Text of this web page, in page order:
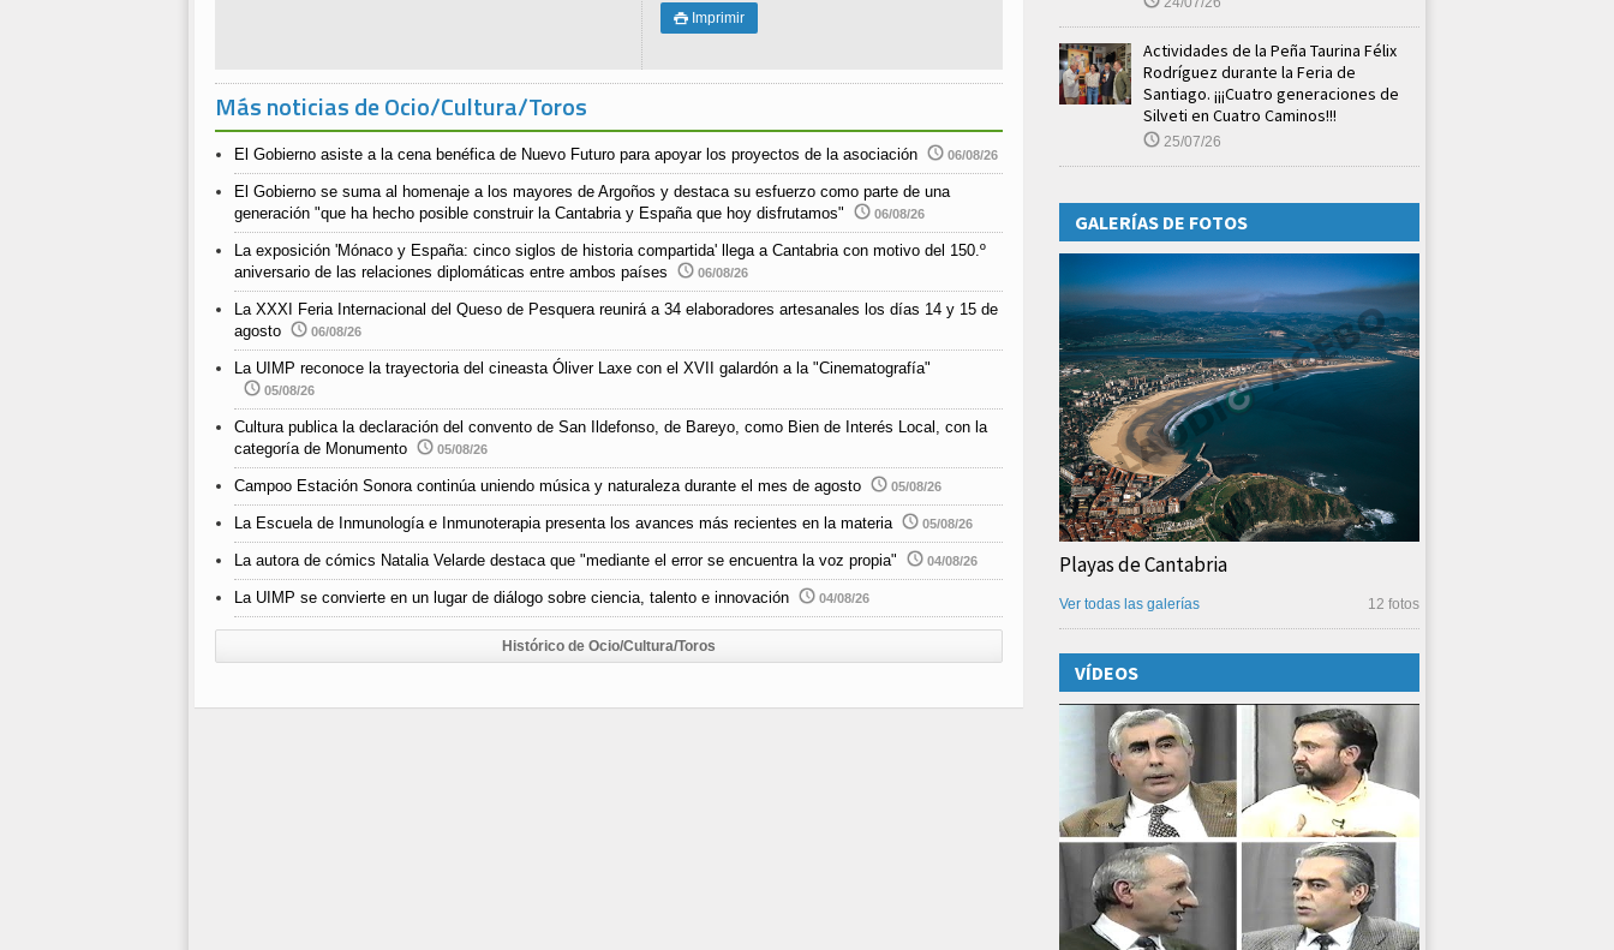
 Imprimir
Más noticias de Ocio/Cultura/Toros
El Gobierno asiste a la cena benéfica de Nuevo Futuro para apoyar los proyectos de la asociación 06/08/26
El Gobierno se suma al homenaje a los mayores de Argoños y destaca su esfuerzo como parte de una
generación "que ha hecho posible construir la Cantabria y España que hoy disfrutamos"
06/08/26
La exposición 'Mónaco y España: cinco siglos de historia compartida' llega a Cantabria con motivo del 150.º
aniversario de las relaciones diplomáticas entre ambos países
06/08/26
La XXXI Feria Internacional del Queso de Pesquera reunirá a 34 elaboradores artesanales los días 14 y 15 de
agosto
06/08/26
La UIMP reconoce la trayectoria del cineasta Óliver Laxe con el XVII galardón a la "Cinematografía"
05/08/26
Cultura publica la declaración del convento de San Ildefonso, de Bareyo, como Bien de Interés Local, con la
categoría de Monumento
05/08/26
Campoo Estación Sonora continúa uniendo música y naturaleza durante el mes de agosto 05/08/26
La Escuela de Inmunología e Inmunoterapia presenta los avances más recientes en la materia 05/08/26
La autora de cómics Natalia Velarde destaca que "mediante el error se encuentra la voz propia" 04/08/26
La UIMP se convierte en un lugar de diálogo sobre ciencia, talento e innovación 04/08/26
Histórico de Ocio/Cultura/Toros
Actividades de la Peña Taurina Félix
Rodríguez durante la Feria de
Santiago. ¡¡¡Cuatro generaciones de
Silveti en Cuatro Caminos!!!
25/07/26
GALERÍAS DE FOTOS
Playas de Cantabria
12 fotos
Ver todas las galerías
VÍDEOS